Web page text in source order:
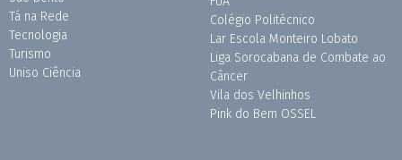
Tá na Rede
Tecnologia
Turismo
Uniso Ciência
Colégio Politécnico
Lar Escola Monteiro Lobato
Liga Sorocabana de Combate ao
Câncer
Vila dos Velhinhos
Pink do Bem OSSEL